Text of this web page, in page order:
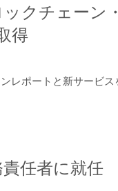
クチェーン
得
レポートと新サービス
任者に就任